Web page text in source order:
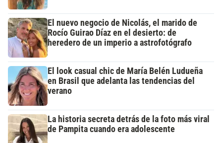
El nuevo negocio de Nicolás, el marido de
Rocío Guirao Díaz en el desierto: de
heredero de un imperio a astrofotógrafo
El look casual chic de María Belén Ludueña
en Brasil que adelanta las tendencias del
verano
La historia secreta detrás de la foto más viral
de Pampita cuando era adolescente